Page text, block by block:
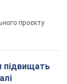
проєкту
підвищать